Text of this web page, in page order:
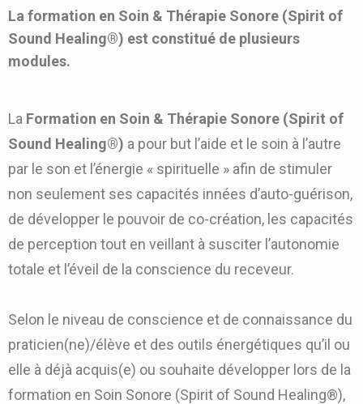
La formation en Soin & Thérapie Sonore (Spirit of
Sound Healing®) est constitué de plusieurs
modules.
La Formation en Soin & Thérapie Sonore (Spirit of
Sound Healing®) a pour but l’aide et le soin à l’autre
par le son et l’énergie « spirituelle » afin de stimuler
non seulement ses capacités innées d’auto-guérison,
de développer le pouvoir de co-création, les capacités
de perception tout en veillant à susciter l’autonomie
totale et l’éveil de la conscience du receveur.
Selon le niveau de conscience et de connaissance du
praticien(ne)/élève et des outils énergétiques qu’il ou
elle à déjà acquis(e) ou souhaite développer lors de la
formation en Soin Sonore (Spirit of Sound Healing®),